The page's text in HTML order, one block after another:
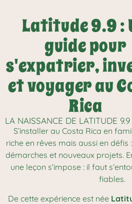
Latitude 9.9 :
guide pour
s'expatrier,
et voyager au
Rica
LA NAISSANCE DE LATITUDE 9.9
S’installer au Costa Rica en
riche en rêves mais aussi en défis
démarches et nouveaux projets.
une leçon s’impose : il faut
fiables.
De cette expérience est née